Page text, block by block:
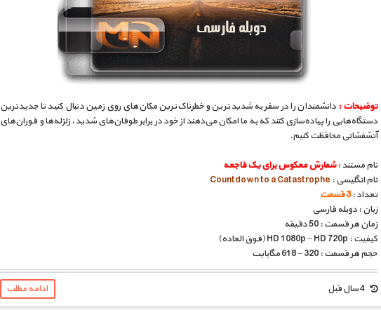
توضیحات :دانشمندان را در سفر به شدیدترین و خطرناک‌ترین مکان‌های روی زمین دنبال کنید تا جدیدترین
دستگاه‌هایی را پیاده‌سازی کنند که به ما امکان می‌دهند از خود در برابر طوفان‌های شدید، زلزله‌ها و فوران‌های
آتشفشانی محافظت کنیم.
نام مستند :شمارش معکوس برای یک فاجعه
نام انگلیسی : Countdown to a Catastrophe
تعداد :3 قسمت
زبان : دوبله فارسی
زمان هر قسمت : 50 دقیقه
کیفیت : HD 1080p – HD 720p (فوق العاده)
حجم هر قسمت : 320 – 618 مگابایت
4 سال قبل ادامه مطلب